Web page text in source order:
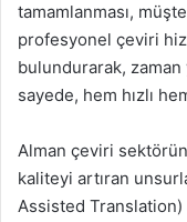
tamamlanması,
profesyonel çeviri
bulundurarak,
sayede, hem hızlı
Alman çeviri
kaliteyi artıran
Assisted